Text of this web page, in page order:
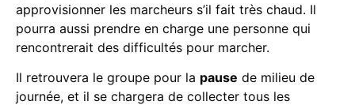
approvisionner les marcheurs s’il fait très chaud. Il
pourra aussi prendre en charge une personne qui
rencontrerait des difficultés pour marcher.
Il retrouvera le groupe pour la pause de milieu de
journée, et il se chargera de collecter tous les